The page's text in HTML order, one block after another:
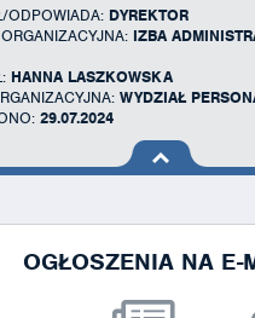
ODPOWIADA: DYREKTOR
IZBA
HANNA LASZKOWSKA
WYDZIAŁ
29.07.2024
na górę
OGŁOSZENIA NA E-